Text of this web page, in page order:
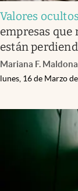
Valores ocultos
empresas
están
Mariana F.
lunes, 16 de Marzo